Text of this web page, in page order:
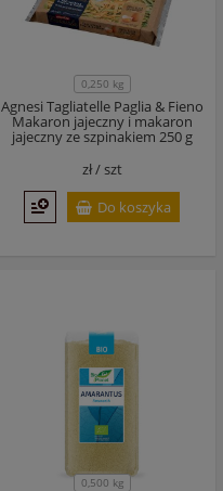
0,250 kg
Agnesi Tagliatelle Paglia & Fieno
Makaron jajeczny i makaron
jajeczny ze szpinakiem 250 g
zł /szt
Do koszyka
0,500 kg